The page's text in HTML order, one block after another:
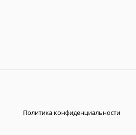
Политика конфиденциальности